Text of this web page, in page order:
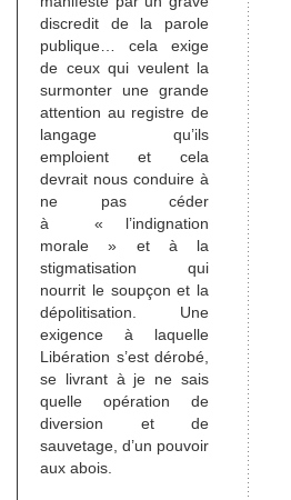
discredit de la parole
publique… cela exige
de ceux qui veulent la
surmonter une grande
attention au registre de
langage qu’ils
emploient et cela
devrait nous conduire à
ne pas céder
à « l’indignation
morale » et à la
stigmatisation qui
nourrit le soupçon et la
dépolitisation. Une
exigence à laquelle
Libération s’est dérobé,
se livrant à je ne sais
quelle opération de
diversion et de
sauvetage, d’un pouvoir
aux abois.